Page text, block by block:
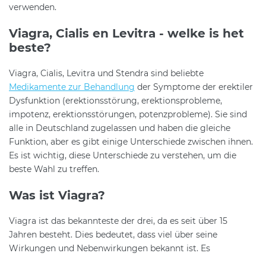
verwenden.
Viagra, Cialis en Levitra - welke is het
beste?
Viagra, Cialis, Levitra und Stendra sind beliebte
Medikamente zur Behandlung der Symptome der erektiler
Dysfunktion (erektionsstörung, erektionsprobleme,
impotenz, erektionsstörungen, potenzprobleme). Sie sind
alle in Deutschland zugelassen und haben die gleiche
Funktion, aber es gibt einige Unterschiede zwischen ihnen.
Es ist wichtig, diese Unterschiede zu verstehen, um die
beste Wahl zu treffen.
Was ist Viagra?
Viagra ist das bekannteste der drei, da es seit über 15
Jahren besteht. Dies bedeutet, dass viel über seine
Wirkungen und Nebenwirkungen bekannt ist. Es